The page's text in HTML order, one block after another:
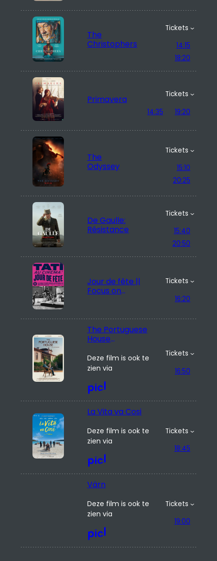
The
Christophers
Tickets
14:15
18:20
Primavera
Tickets
14:35
19:20
The
Odyssey
Tickets
15:10
20:25
De Gaulle:
Résistance
Tickets
15:40
20:50
Jour de fête ||
Focus on
Tickets
16:20
The Portuguese
House
Unreleased)
Deze film is ook te
zien via
Tickets
16:50
La Vita va Cosi
Deze film is ook te
zien via
Tickets
18:45
Värn
Deze film is ook te
zien via
Tickets
19:00